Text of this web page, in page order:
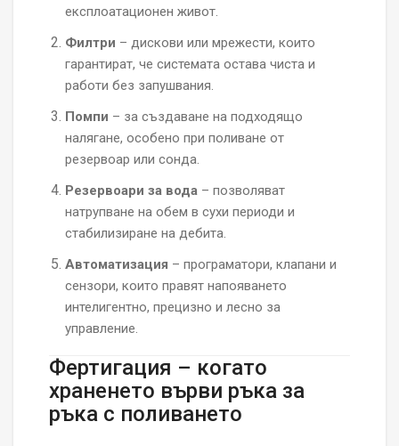
експлоатационен живот.
Филтри – дискови или мрежести, които
гарантират, че системата остава чиста и
работи без запушвания.
Помпи – за създаване на подходящо
налягане, особено при поливане от
резервоар или сонда.
Резервоари за вода – позволяват
натрупване на обем в сухи периоди и
стабилизиране на дебита.
Автоматизация – програматори, клапани и
сензори, които правят напояването
интелигентно, прецизно и лесно за
управление.
Фертигация – когато
храненето върви ръка за
ръка с поливането